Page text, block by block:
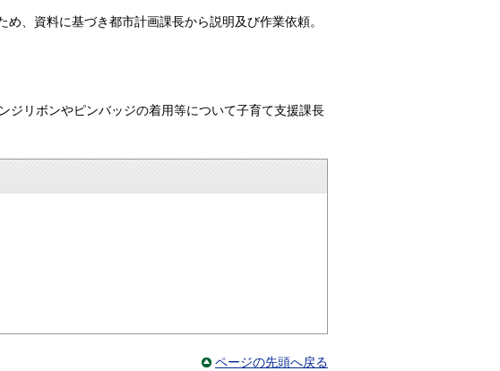
、資料に基づき都市計画課長から説明及び作業依頼。
ジリボンやピンバッジの着用等について子育て支援課長
ページの先頭へ戻る